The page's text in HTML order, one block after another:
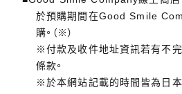
於預購期間在Good Smile
購。（※）
※付款及收件地址資訊若有不
條款。
※於本網站記載的時間皆為日本